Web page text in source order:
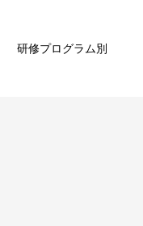
研修プログラム別